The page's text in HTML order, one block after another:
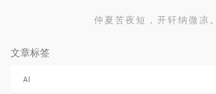
仲夏苦夜短，开轩纳微凉。
文章标签
AI